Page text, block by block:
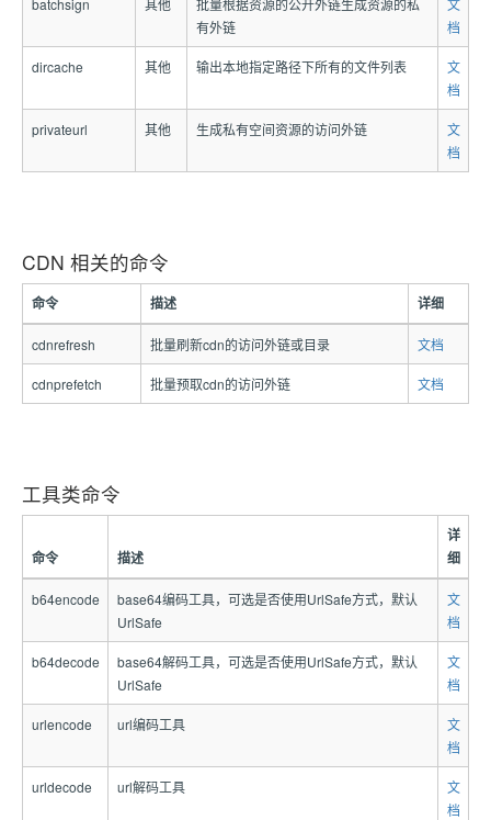
batchsign 其他
批量根据资源的公开外链生成资源的私
有外链
文
档
dircache 其他 输出本地指定路径下所有的文件列表
文
档
privateurl 其他 生成私有空间资源的访问外链
文
档
CDN 相关的命令
命令 描述 详细
cdnrefresh 批量刷新cdn的访问外链或目录 文档
cdnprefetch 批量预取cdn的访问外链 文档
工具类命令
命令 描述
详
细
b64encode
base64编码工具，可选是否使用UrlSafe方式，默认
UrlSafe
文
档
b64decode
base64解码工具，可选是否使用UrlSafe方式，默认
UrlSafe
文
档
urlencode url编码工具
文
档
urldecode url解码工具
文
档